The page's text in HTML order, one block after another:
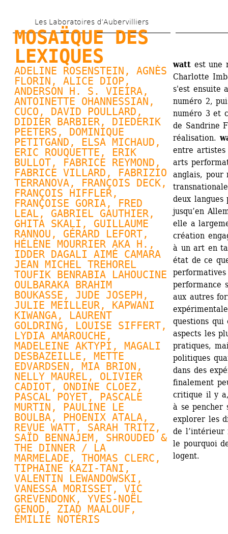
au
contenu
principal
Les Laboratoires d’Aubervilliers
MOSAÏQUE DES
LEXIQUES
ADELINE ROSENSTEIN, AGNÈS
FLORIN , ALICE DIOP,
ANDERSON H. S. VIEIRA,
ANTOINETTE OHANNESSIAN ,
CUCO, DAVID POULLARD ,
DIDIER BARBIER, DIEDERIK
PEETERS , DOMINIQUE
PETITGAND , ELSA MICHAUD ,
ERIC ROUQUETTE, ERIK
BULLOT, FABRICE REYMOND,
FABRICE VILLARD , FABRIZIO
TERRANOVA, FRANÇOIS DECK,
FRANÇOIS HIFFLER,
FRANÇOISE GORIA, FRED
LEAL, GABRIEL GAUTHIER,
GHITA SKALI, GUILLAUME
RANNOU , GÉRARD LEFORT,
HÉLÈNE MOURRIER AKA H.,
IDDER DAGALI AIMÉ CAMARA
JEAN MICHEL TREHOREL
TOUFIK BENRABIA LAHOUCINE
OULBARAKA BRAHIM
BOUKASSE, JUDE JOSEPH,
JULIE MEILLEUR, KAPWANI
KIWANGA, LAURENT
GOLDRING , LOUISE SIFFERT,
LYDIA AMAROUCHE,
MADELEINE AKTYPI, MAGALI
DESBAZEILLE, METTE
EDVARDSEN , MIA BRION,
NELLY MAUREL, OLIVIER
CADIOT, ONDINE CLOEZ,
PASCAL POYET, PASCALE
MURTIN , PAULINE LE
BOULBA, PHOENIX ATALA,
REVUE WATT, SARAH TRITZ,
SAÏD BENNAJEM, SHROUDED &
THE DINNER / LA
MARMELADE, THOMAS CLERC ,
TIPHAINE KAZI-TANI,
VALENTIN LEWANDOWSKI ,
VANESSA MORISSET, VIC
GREVENDONK, YVES-NOËL
GENOD , ZIAD MAALOUF,
ÉMILIE NOTÉRIS
watt est une
Charlotte
s'est ensuite
numéro 2,
numéro 3 et
de Sandrine
réalisation.
entre
arts
anglais, pour
deux
jusqu’en
elle a
création
à un art en
état de ce
performance
aux autres
questions
aspects les
pratiques,
politiques
dans des
finalement
critique il y
à se
explorer les
de l’intérieur
le pourquoi
logent.